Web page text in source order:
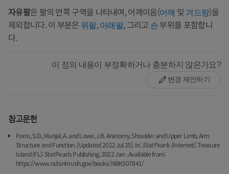
자유팔은 팔의 먼쪽 구역을 나타내며, 어깨이음(어깨 및 겨드랑)을
제외합니다. 이 부분은 위팔,아래팔, 그리고 손부위를 포함합니
다.
이 정의 내용이 부정확하거나 충분하지 않은가요?
변경 제안하기
참고문헌
Forro, S.D., Munjal, A. and Lowe, J.B. Anatomy, Shoulder and Upper Limb, Arm
Structure and Function. [Updated 2022 Jul 25]. In:StatPearls [Internet].Treasure
Island (FL): StatPearls Publishing; 2022 Jan-. Available from:
https://www.ncbi.nlm.nih.gov/books/NBK507841/